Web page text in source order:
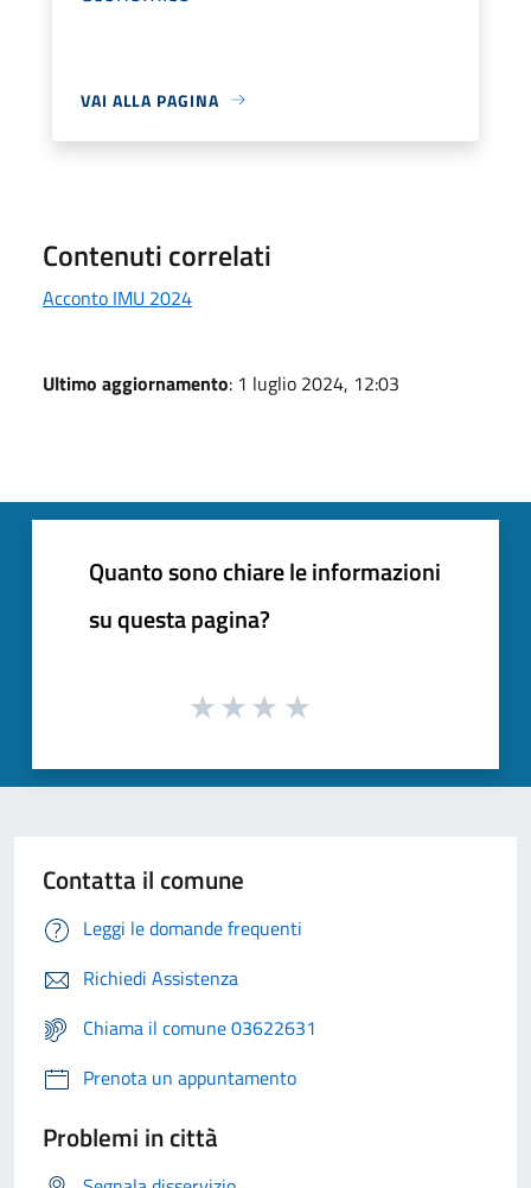
VAI ALLA PAGINA
Contenuti correlati
Acconto IMU 2024
Ultimo aggiornamento: 1 luglio 2024, 12:03
Quanto sono chiare le informazioni
su questa pagina?
Contatta il comune
Leggi le domande frequenti
Richiedi Assistenza
Chiama il comune 03622631
Prenota un appuntamento
Problemi in città